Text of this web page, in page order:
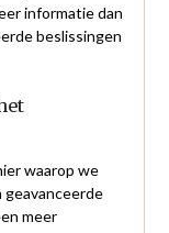
informatie dan
beslissingen
waarop we
meer